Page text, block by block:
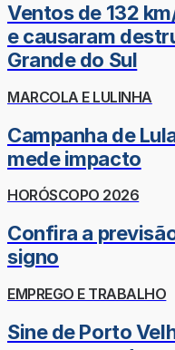
Ventos de 132
e causaram
Grande do Sul
MARCOLA E LULINHA
Campanha de
mede impacto
HORÓSCOPO 2026
Confira a
signo
EMPREGO E TRABALHO
Sine de Porto